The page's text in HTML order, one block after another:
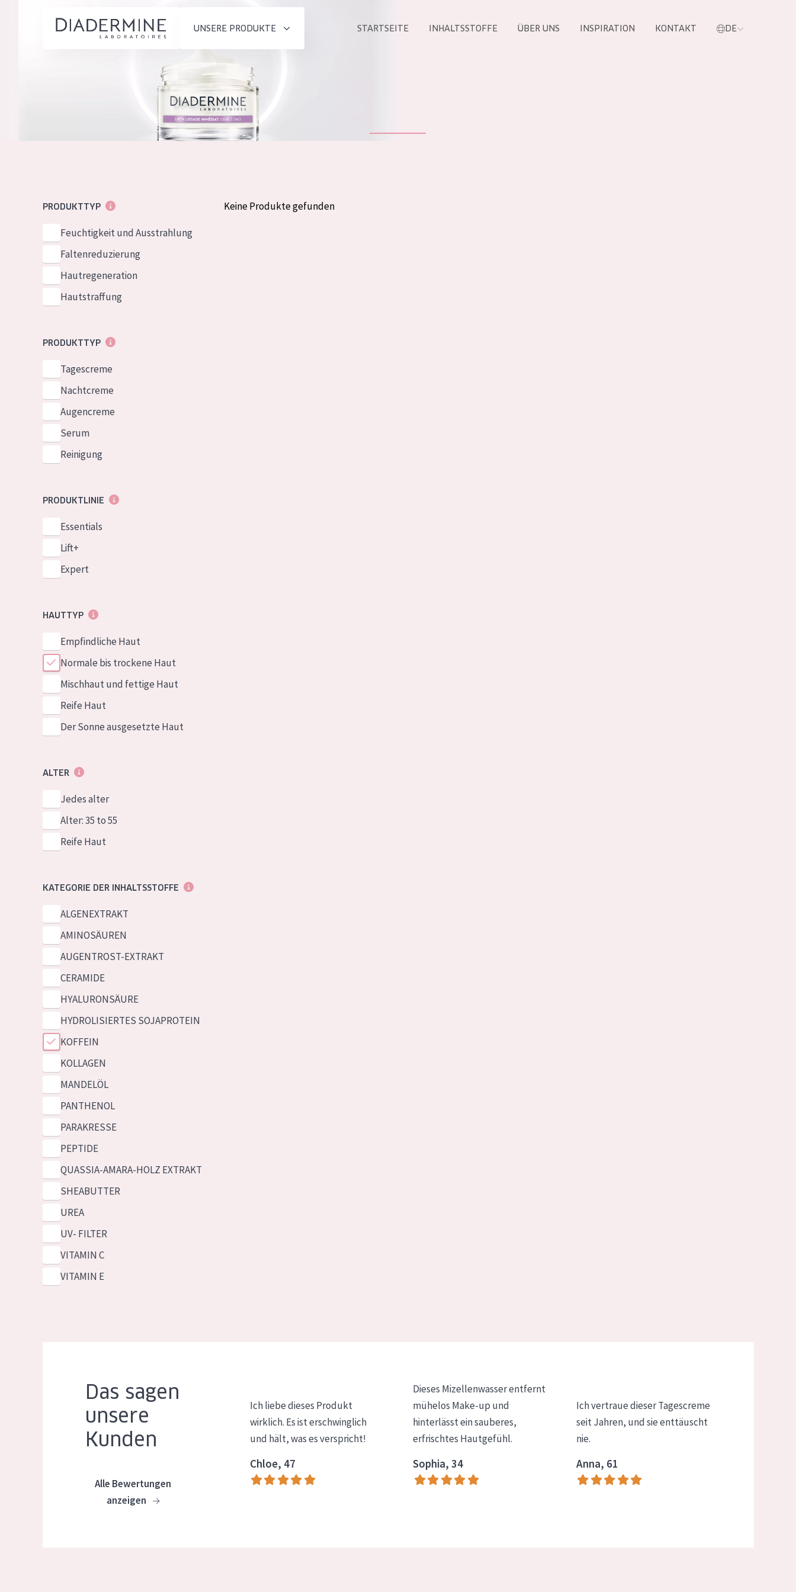
UNSERE PRODUKTE
PRODUKTTYP
Tagescreme
Nachtcreme
STARTSEITE INHALTSSTOFFE ÜBER UNS INSPIRATION KONTAKT DE
Kontakt
English
French
German
Spanish
PRODUKTTYP
Feuchtigkeit und Ausstrahlung
Faltenreduzierung
Hautregeneration
Hautstraffung
PRODUKTTYP
Tagescreme
Nachtcreme
Augencreme
Serum
Reinigung
PRODUKTLINIE
Essentials
Lift+
Expert
HAUTTYP
Empfindliche Haut
Normale bis trockene Haut
Mischhaut und fettige Haut
Reife Haut
Der Sonne ausgesetzte Haut
ALTER
Jedes alter
Alter: 35 to 55
Reife Haut
KATEGORIE DER INHALTSSTOFFE
ALGENEXTRAKT
AMINOSÄUREN
AUGENTROST-EXTRAKT
CERAMIDE
HYALURONSÄURE
HYDROLISIERTES SOJAPROTEIN
KOFFEIN
KOLLAGEN
MANDELÖL
PANTHENOL
PARAKRESSE
PEPTIDE
QUASSIA-AMARA-HOLZ EXTRAKT
SHEABUTTER
UREA
UV- FILTER
VITAMIN C
VITAMIN E
Keine Produkte gefunden
Das sagen
unsere
Kunden
Alle Bewertungen
anzeigen
Ich liebe dieses Produkt
wirklich. Es ist erschwinglich
und hält, was es verspricht!
Chloe, 47
Dieses Mizellenwasser entfernt
mühelos Make-up und
hinterlässt ein sauberes,
erfrischtes Hautgefühl.
Sophia, 34
Ich vertraue dieser Tagescreme
seit Jahren, und sie enttäuscht
nie.
Anna, 61